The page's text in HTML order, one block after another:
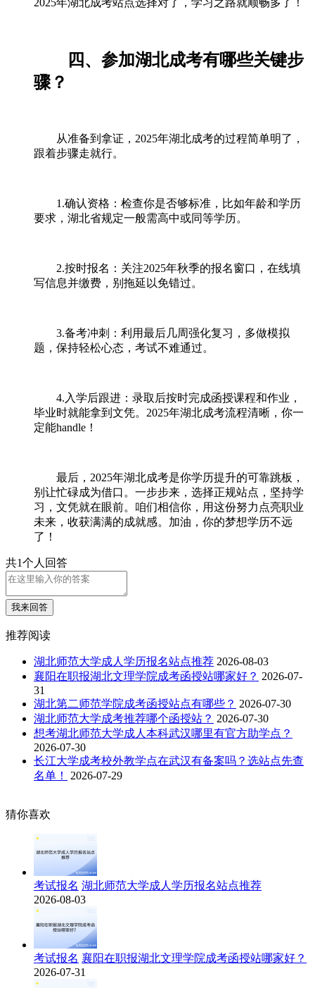
四、参加湖北成考有哪些关键步
骤？
从准备到拿证，2025年湖北成考的过程简单明了，
跟着步骤走就行。
1.确认资格：检查你是否够标准，比如年龄和学历
要求，湖北省规定一般需高中或同等学历。
2.按时报名：关注2025年秋季的报名窗口，在线填
写信息并缴费，别拖延以免错过。
3.备考冲刺：利用最后几周强化复习，多做模拟
题，保持轻松心态，考试不难通过。
4.入学后跟进：录取后按时完成函授课程和作业，
毕业时就能拿到文凭。2025年湖北成考流程清晰，你一
定能handle！
最后，2025年湖北成考是你学历提升的可靠跳板，
别让忙碌成为借口。一步步来，选择正规站点，坚持学
习，文凭就在眼前。咱们相信你，用这份努力点亮职业
未来，收获满满的成就感。加油，你的梦想学历不远
了！
共1个人回答
我来回答
推荐阅读
湖北师范大学成人学历报名站点推荐 2026-08-03
襄阳在职报湖北文理学院成考函授站哪家好？ 2026-07-
31
湖北第二师范学院成考函授站点有哪些？ 2026-07-30
湖北师范大学成考推荐哪个函授站？ 2026-07-30
想考湖北师范大学成人本科武汉哪里有官方助学点？
2026-07-30
长江大学成考校外教学点在武汉有备案吗？选站点先查
名单！
2026-07-29
猜你喜欢
考试报名 湖北师范大学成人学历报名站点推荐
2026-08-03
考试报名 襄阳在职报湖北文理学院成考函授站哪家好？
2026-07-31